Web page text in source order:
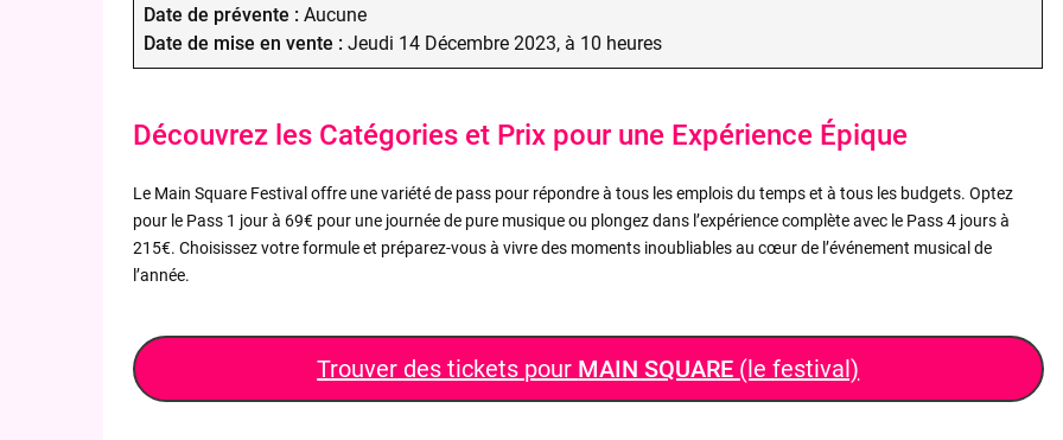
Date de prévente : Aucune
Date de mise en vente : Jeudi 14 Décembre 2023, à 10 heures
Découvrez les Catégories et Prix pour une Expérience Épique
Le Main Square Festival offre une variété de pass pour répondre à tous les emplois du temps et à tous les budgets. Optez
pour le Pass 1 jour à 69€ pour une journée de pure musique ou plongez dans l’expérience complète avec le Pass 4 jours à
215€. Choisissez votre formule et préparez-vous à vivre des moments inoubliables au cœur de l’événement musical de
l’année.
Trouver des tickets pour MAIN SQUARE (le festival)